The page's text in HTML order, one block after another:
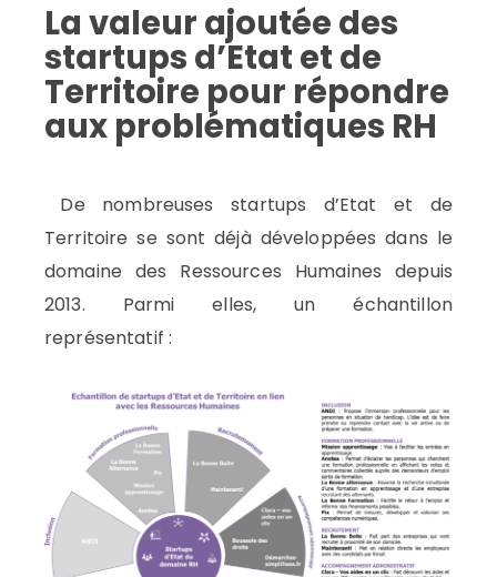
La valeur ajoutée des
startups d’Etat et de
Territoire pour répondre
aux problématiques RH
De nombreuses startups d’Etat et de
Territoire se sont déjà développées dans le
domaine des Ressources Humaines depuis
2013. Parmi elles, un échantillon
représentatif :